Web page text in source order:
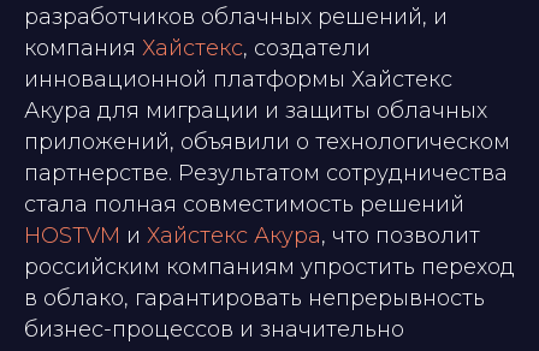
разработчиков облачных решений, и
компания Хайстекс, создатели
инновационной платформы Хайстекс
Акура для миграции и защиты облачных
приложений, объявили о технологическом
партнерстве. Результатом сотрудничества
стала полная совместимость решений
HOSTVM и Хайстекс Акура, что позволит
российским компаниям упростить переход
в облако, гарантировать непрерывность
бизнес-процессов и значительно